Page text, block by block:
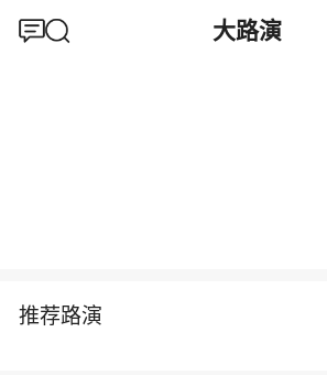
大路演
推荐路演